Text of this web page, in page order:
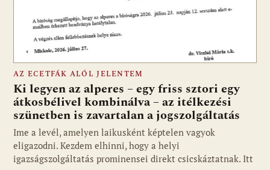
AZ ECETFÁK ALÓL JELENTEM
Ki legyen az alperes – egy friss sztori egy
átkosbélivel kombinálva – az itélkezési
szünetben is zavartalan a jogszolgáltatás
Ime a levél, amelyen laikusként képtelen vagyok
eligazodni. Kezdem elhinni, hogy a helyi
igazságszolgáltatás prominensei direkt csicskáztatnak. Itt